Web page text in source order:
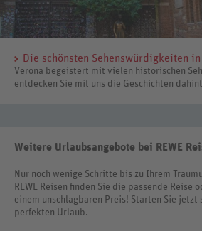
Die schönsten Sehenswürdigkeiten in
Verona begeistert mit vielen historischen
entdecken Sie mit uns die Geschichten
Weitere Urlaubsangebote bei REWE
Nur noch wenige Schritte bis zu Ihrem
REWE Reisen finden Sie die passende Reise
einem unschlagbaren Preis! Starten Sie jetzt
perfekten Urlaub.